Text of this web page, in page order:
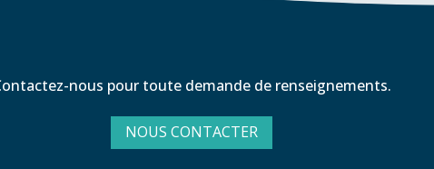
nous pour toute demande de renseignements.
NOUS CONTACTER